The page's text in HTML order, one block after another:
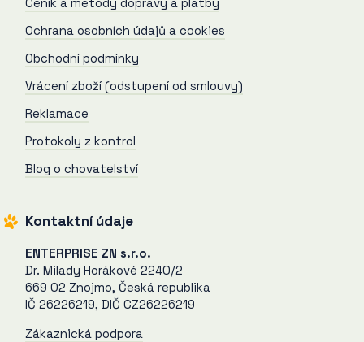
Ochrana osobních údajů a cookies
Obchodní podmínky
Vrácení zboží (odstupení od smlouvy)
Reklamace
Protokoly z kontrol
Blog o chovatelství
Kontaktní údaje
ENTERPRISE ZN s.r.o.
Dr. Milady Horákové 2240/2
669 02 Znojmo, Česká republika
IČ 26226219, DIČ CZ26226219
Zákaznická podpora